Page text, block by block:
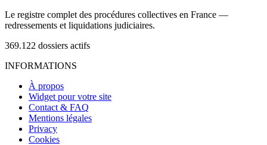
Le registre complet des procédures collectives en France —
redressements et liquidations judiciaires.
369.122 dossiers actifs
INFORMATIONS
À propos
Widget pour votre site
Contact & FAQ
Mentions légales
Privacy
Cookies